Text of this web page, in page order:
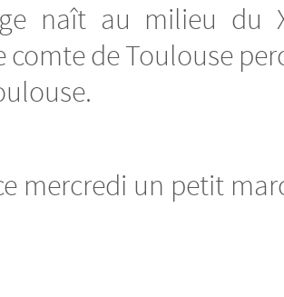
naît au milieu du
de Toulouse
mercredi un petit